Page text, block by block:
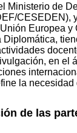
Ministerio de
CESEDEN),
Europea y
Diplomática,
en el
la necesidad
de las